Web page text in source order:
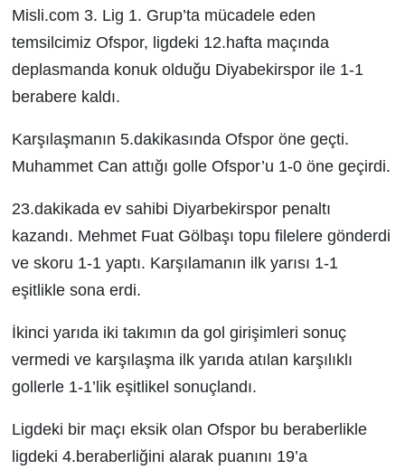
Misli.com 3. Lig 1. Grup’ta mücadele eden
temsilcimiz Ofspor, ligdeki 12.hafta maçında
deplasmanda konuk olduğu Diyabekirspor ile 1-1
berabere kaldı.
Karşılaşmanın 5.dakikasında Ofspor öne geçti.
Muhammet Can attığı golle Ofspor’u 1-0 öne geçirdi.
23.dakikada ev sahibi Diyarbekirspor penaltı
kazandı. Mehmet Fuat Gölbaşı topu filelere gönderdi
ve skoru 1-1 yaptı. Karşılamanın ilk yarısı 1-1
eşitlikle sona erdi.
İkinci yarıda iki takımın da gol girişimleri sonuç
vermedi ve karşılaşma ilk yarıda atılan karşılıklı
gollerle 1-1’lik eşitlikel sonuçlandı.
Ligdeki bir maçı eksik olan Ofspor bu beraberlikle
ligdeki 4.beraberliğini alarak puanını 19’a